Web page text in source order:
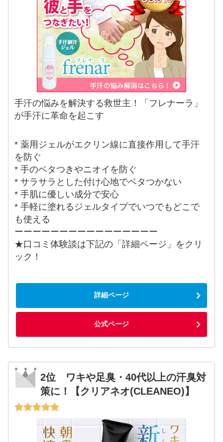
手汗の悩みを解決する救世主！「フレナーラ」
が手汗に革命を起こす
* 薬用ジェルがエクリン線に直接作用して手汗
を防ぐ
* 手のベタつきやニオイを防ぐ
* サラサラとした付け心地でベタつかない
* 手肌に優しい成分で安心
* 手軽に塗れるジェルタイプでいつでもどこで
も使える
ーーーーーーーーーーーーーーーー
★口コミ体験談は下記の「詳細ページ」をクリ
ック！
詳細ページ
公式ページ
2位 ワキや足臭・40代以上の汗臭対
策に！【クリアネオ(CLEANEO)】